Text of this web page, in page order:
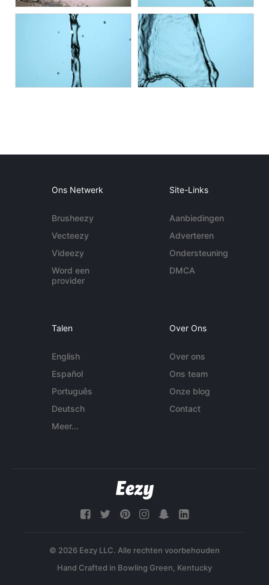
Ons Netwerk
Brusheezy
Vecteezy
Videezy
Word een
provider
Site-Links
Aanbiedingen
Adverteren
Ondersteuning
DMCA
Talen
English
Español
Português
Deutsch
Meer...
Over Ons
Over ons
Ons team
Onze blog
Contact
© 2026 Eezy LLC. Alle rechten voorbehouden